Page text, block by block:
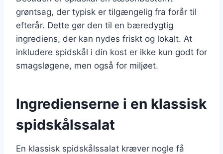
grøntsag, der typisk er tilgængelig fra forår til
efterår. Dette gør den til en bæredygtig
ingrediens, der kan nydes friskt og lokalt. At
inkludere spidskål i din kost er ikke kun godt for
smagsløgene, men også for miljøet.
Ingredienserne i en klassisk
spidskålssalat
En klassisk spidskålssalat kræver nogle få